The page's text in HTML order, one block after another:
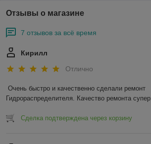
Отзывы о магазине
7 отзывов за всё время
Кирилл
Отлично
Очень быстро и качественно сделали ремонт
Гидрораспределителя. Качество ремонта супер.
Сделка подтверждена через корзину